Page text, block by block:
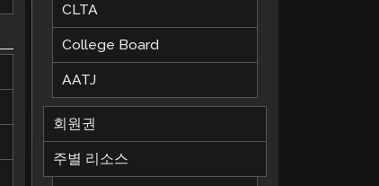
CLTA
College Board
AATJ
회원권
주별 리소스